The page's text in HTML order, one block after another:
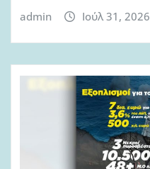
admin Ιούλ 31, 2026